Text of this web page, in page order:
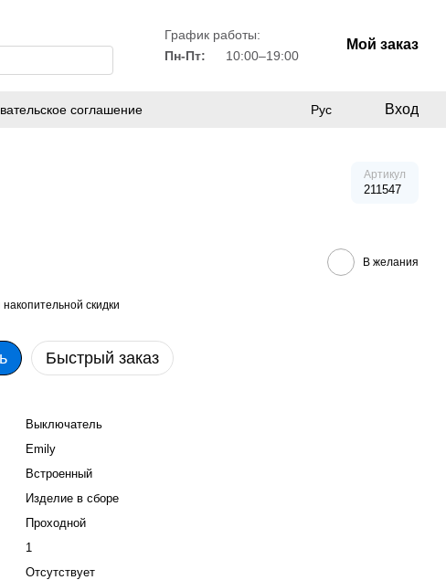
График работы:
Пн-Пт:
10:00–19:00
Мой заказ
соглашение Рус Вход
Артикул
211547
В желания
скидки
Быстрый заказ
Выключатель
Emily
Встроенный
Изделие в сборе
Проходной
1
Отсутствует